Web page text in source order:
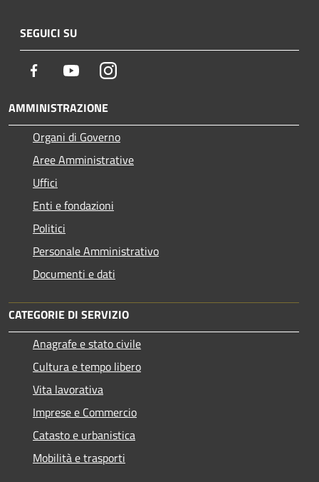
SEGUICI SU
Facebook YoutubeInstagram
AMMINISTRAZIONE
Organi di Governo
Aree Amministrative
Uffici
Enti e fondazioni
Politici
Personale Amministrativo
Documenti e dati
CATEGORIE DI SERVIZIO
Anagrafe e stato civile
Cultura e tempo libero
Vita lavorativa
Imprese e Commercio
Catasto e urbanistica
Mobilità e trasporti